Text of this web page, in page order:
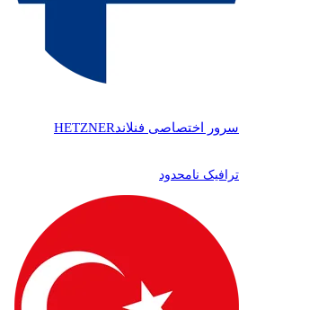
سرور اختصاصی فنلاندHETZNER
ترافیک نامحدود